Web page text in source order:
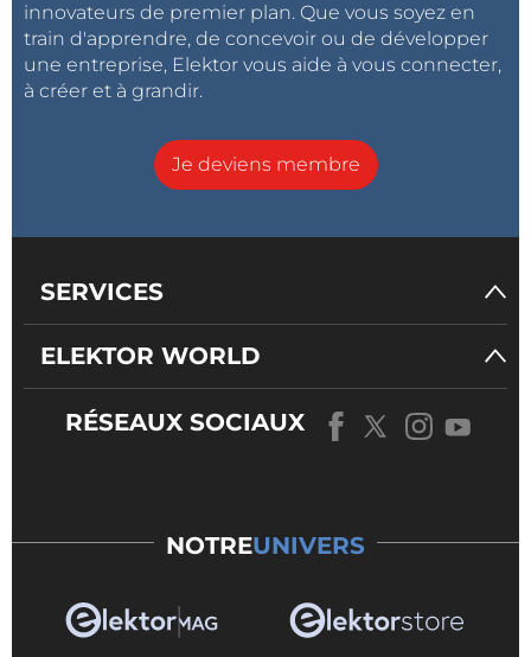
innovateurs de premier plan. Que vous soyez en
train d'apprendre, de concevoir ou de développer
une entreprise, Elektor vous aide à vous connecter,
à créer et à grandir.
Je deviens membre
SERVICES
ELEKTOR WORLD
RÉSEAUX SOCIAUX
NOTREUNIVERS